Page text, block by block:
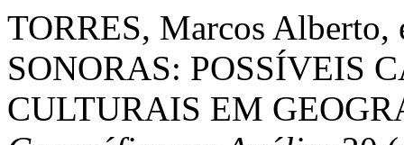
TORRES, Marcos
SONORAS: POSSÍVEIS
CULTURAIS EM